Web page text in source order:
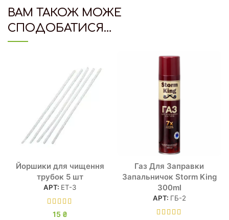
ВАМ ТАКОЖ МОЖЕ
СПОДОБАТИСЯ…
Йоршики для чищення
трубок 5 шт
АРТ: ЕТ-3
15 ₴
Газ Для Заправки
Запальничок Storm King
300ml
АРТ: ГБ-2